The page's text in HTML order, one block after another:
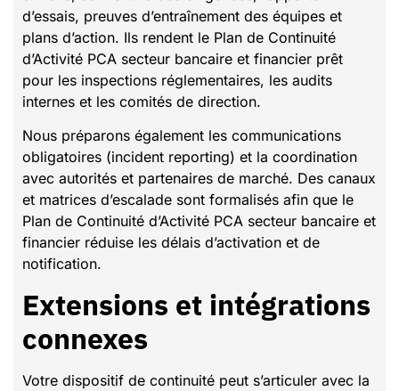
d’essais, preuves d’entraînement des équipes et
plans d’action. Ils rendent le Plan de Continuité
d’Activité PCA secteur bancaire et financier prêt
pour les inspections réglementaires, les audits
internes et les comités de direction.
Nous préparons également les communications
obligatoires (incident reporting) et la coordination
avec autorités et partenaires de marché. Des canaux
et matrices d’escalade sont formalisés afin que le
Plan de Continuité d’Activité PCA secteur bancaire et
financier réduise les délais d’activation et de
notification.
Extensions et intégrations
connexes
Votre dispositif de continuité peut s’articuler avec la